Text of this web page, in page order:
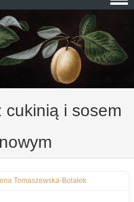
cukinią i sosem
Tomaszewska-Bolałek